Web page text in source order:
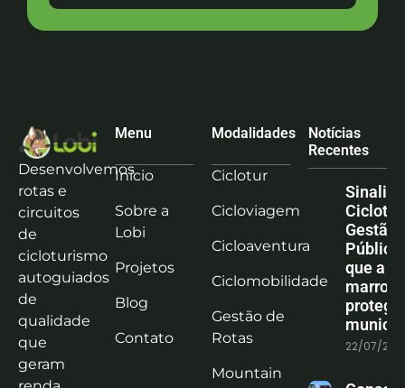
Desenvolvemos
rotas e
circuitos
de
cicloturismo
autoguiados
de
qualidade
que
geram
Menu
Início
Sobre a
Lobi
Projetos
Blog
Contato
Modalidades
Ciclotur
Cicloviagem
Cicloaventura
Ciclomobilidade
Gestão de
Rotas
Mountain
Notícias
Recentes
Gestão
que a
marrom
protege
22/07/